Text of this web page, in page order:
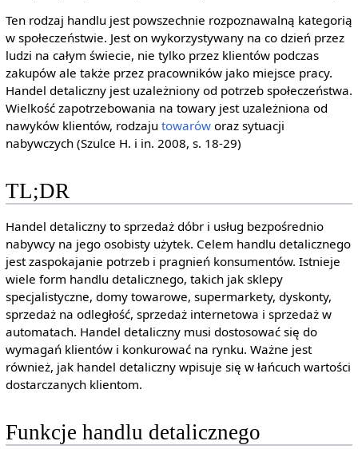
Ten rodzaj handlu jest powszechnie rozpoznawalną kategorią
w społeczeństwie. Jest on wykorzystywany na co dzień przez
ludzi na całym świecie, nie tylko przez klientów podczas
zakupów ale także przez pracowników jako miejsce pracy.
Handel detaliczny jest uzależniony od potrzeb społeczeństwa.
Wielkość zapotrzebowania na towary jest uzależniona od
nawyków klientów, rodzaju towaróworaz sytuacji
nabywczych (Szulce H. i in. 2008, s. 18-29)
TL;DR
Handel detaliczny to sprzedaż dóbr i usług bezpośrednio
nabywcy na jego osobisty użytek. Celem handlu detalicznego
jest zaspokajanie potrzeb i pragnień konsumentów. Istnieje
wiele form handlu detalicznego, takich jak sklepy
specjalistyczne, domy towarowe, supermarkety, dyskonty,
sprzedaż na odległość, sprzedaż internetowa i sprzedaż w
automatach. Handel detaliczny musi dostosować się do
wymagań klientów i konkurować na rynku. Ważne jest
również, jak handel detaliczny wpisuje się w łańcuch wartości
dostarczanych klientom.
Funkcje handlu detalicznego